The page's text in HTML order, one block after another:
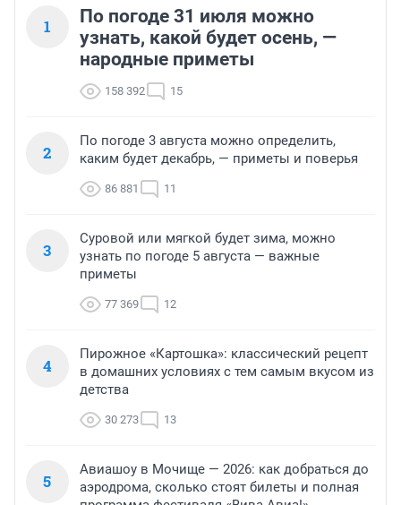
1
По погоде 31 июля можно
узнать, какой будет осень, —
народные приметы
158 392 15
2
По погоде 3 августа можно определить,
каким будет декабрь, — приметы и поверья
86 881 11
3
Суровой или мягкой будет зима, можно
узнать по погоде 5 августа — важные
приметы
77 369 12
4
Пирожное «Картошка»: классический рецепт
в домашних условиях с тем самым вкусом из
детства
30 273 13
5
Авиашоу в Мочище — 2026: как добраться до
аэродрома, сколько стоят билеты и полная